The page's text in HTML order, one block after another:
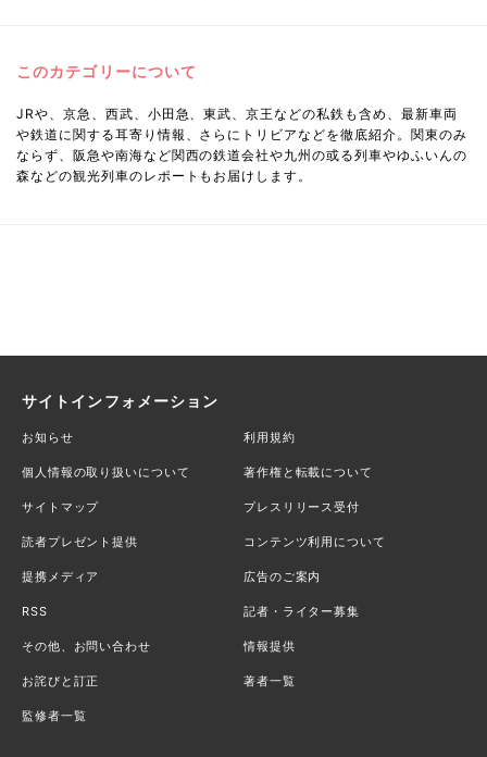
このカテゴリーについて
JRや、京急、西武、小田急、東武、京王などの私鉄も含め、最新車両
や鉄道に関する耳寄り情報、さらにトリビアなどを徹底紹介。関東のみ
ならず、阪急や南海など関西の鉄道会社や九州の或る列車やゆふいんの
森などの観光列車のレポートもお届けします。
サイトインフォメーション
お知らせ 利用規約
個人情報の取り扱いについて 著作権と転載について
サイトマップ プレスリリース受付
読者プレゼント提供 コンテンツ利用について
提携メディア 広告のご案内
RSS 記者・ライター募集
その他、お問い合わせ 情報提供
お詫びと訂正 著者一覧
監修者一覧